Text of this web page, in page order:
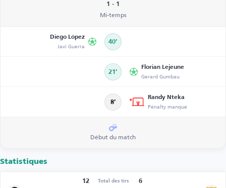
1 - 1
Mi-temps
Diego López
Javi Guerra 40’
21’
Florian Lejeune
Gerard Gumbau
8’
Randy Nteka
Pénalty manqué
Début du match
Statistiques
12 Total des tirs
6